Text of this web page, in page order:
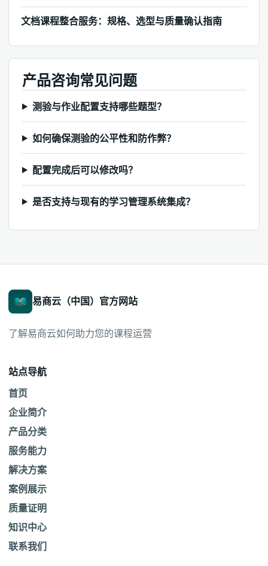
文档课程整合服务：规格、选型与质量确认指南
产品咨询常见问题
测验与作业配置支持哪些题型？
如何确保测验的公平性和防作弊？
配置完成后可以修改吗？
是否支持与现有的学习管理系统集成？
易商云（中国）官方网站
了解易商云如何助力您的课程运营
站点导航
首页
企业简介
产品分类
服务能力
解决方案
案例展示
质量证明
知识中心
联系我们